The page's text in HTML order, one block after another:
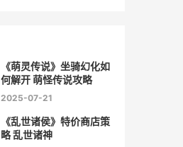
《萌灵传说》坐骑幻化如
何解开 萌怪传说攻略
2025-07-21
《乱世诸侯》特价商店策
略 乱世诸神